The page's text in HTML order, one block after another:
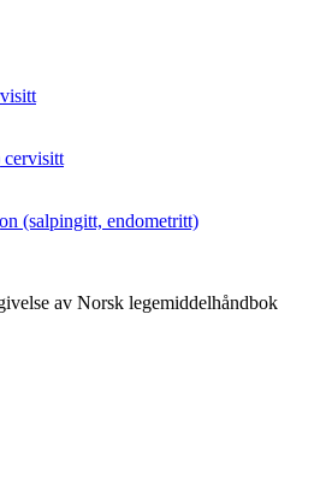
(salpingitt, endometritt)
av Norsk legemiddelhåndbok